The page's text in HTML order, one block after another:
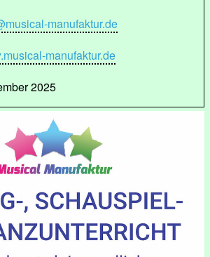
manufaktur.de
manufaktur.de
2025